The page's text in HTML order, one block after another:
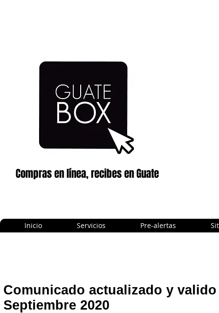
Compras en línea, recibes en Guate
Inicio Servicios Pre-alertas
Comunicado actualizado y
Septiembre 2020